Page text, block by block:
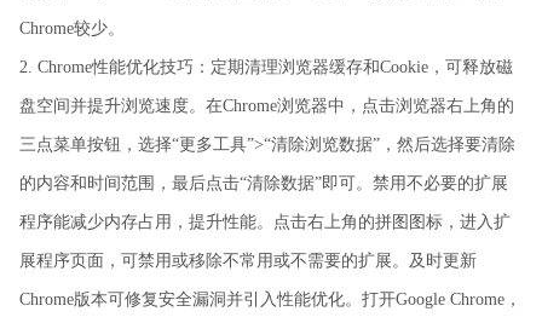
Chrome较少。
2. Chrome性能优化技巧：定期清理浏览器缓存和Cookie，可释放磁
盘空间并提升浏览速度。在Chrome浏览器中，点击浏览器右上角的
三点菜单按钮，选择“更多工具”>“清除浏览数据”，然后选择要清除
的内容和时间范围，最后点击“清除数据”即可。禁用不必要的扩展
程序能减少内存占用，提升性能。点击右上角的拼图图标，进入扩
展程序页面，可禁用或移除不常用或不需要的扩展。及时更新
Chrome版本可修复安全漏洞并引入性能优化。打开Google Chrome，